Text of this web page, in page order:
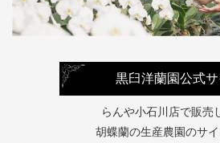
黒臼洋蘭園公式サ
らんや小石川店で販売
胡蝶蘭の生産農園のサイ